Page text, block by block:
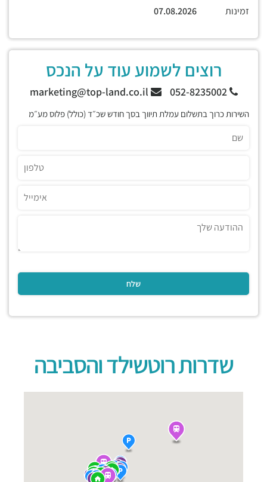
זמינות
רוצים לשמוע עוד על הנכס
052-8235002
השירות כרוך בתשלום עמלת תיווך בסך חודש שכ״ד (כולל) פלוס מע״מ
שדרות רוטשילד והסביבה